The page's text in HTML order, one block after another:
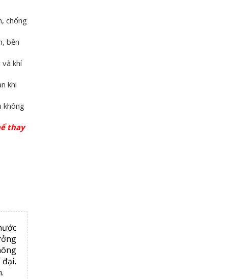
chống
bền
khí
khi
không
thay